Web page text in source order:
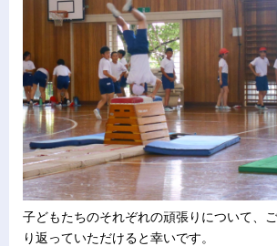
子どもたちのそれぞれの頑張りについて、
り返っていただけると幸いです。